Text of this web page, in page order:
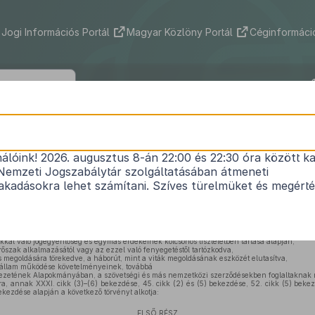
Információs Portál Magyar Közlöny Portál
2021. évi CXL. törvény
a honvédelemről és a Magyar Honvédségről1
Hatályos: 2026. 07. 29. –
való jogegyenlőség és egymás érdekeinek kölcsönös tiszteletben tartása alapján,
alkalmazásától vagy az ezzel való fenyegetéstől tartózkodva,
törekedve, a háborút, mint a viták megoldásának eszközét elutasítva,
működése követelményeinek, továbbá
Alapokmányában, a szövetségi és más nemzetközi szerződésekben foglaltaknak
annak XXXI. cikk (3)–(6) bekezdése, 45. cikk (2) és (5) bekezdése, 52. cikk (5)
alapján a következő törvényt alkotja:
ELSŐ RÉSZ
2026. augusztus 8-án 22:00 és 22:30 óra között
Jogszabálytár szolgáltatásában átmeneti
lehet számítani. Szíves türelmüket és